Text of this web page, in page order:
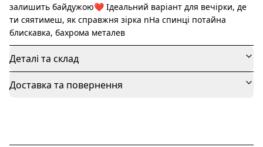
залишить байдужою❤️ Ідеальний варіант для вечірки, де
ти сяятимеш, як справжня зірка nНа спинці потайна
блискавка, бахрома металев
Деталі та склад
Доставка та повернення